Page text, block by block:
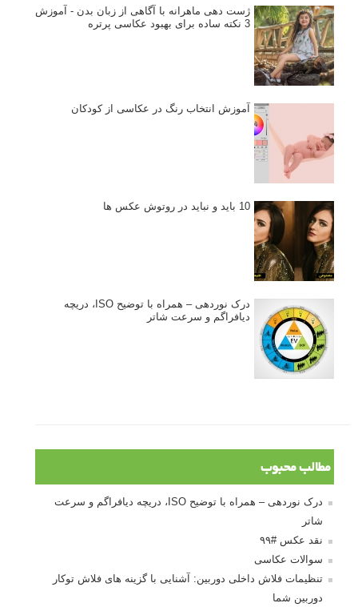
ژست دهی ماهرانه با آگاهی از زبان بدن - آموزش
3 نکته ساده برای بهبود عکاسی پرتره
آموزش انتخاب رنگ در عکاسی از کودکان
10 باید و نباید در روتوش عکس ها
درک نوردهی – همراه با توضیح ISO، دریچه
دیافراگم و سرعت شاتر
مطالب محبوب
درک نوردهی – همراه با توضیح ISO، دریچه دیافراگم و سرعت
شاتر
نقد عکس #۹۹
سوالات عکاسی
تنظیمات فلاش داخلی دوربین: آشنایی با گزینه های فلاش توکار
دوربین شما